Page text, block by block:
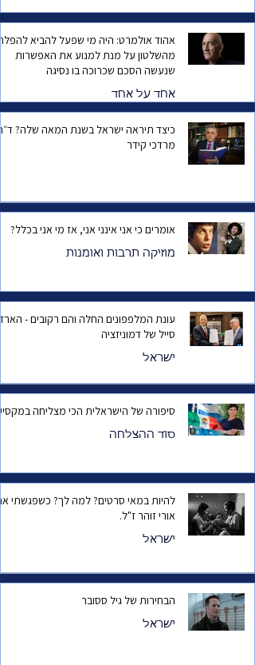
אהוד אולמרט: היה מי שפעל להביא
מהשלטון על מנת למנוע את האפשרות
שנעשה הסכם שכרוכה בו נסיגה
אחד על אחד
כיצד תיראה ישראל בשנת המאה
מרדכי קידר
אומרים כי אני אינני אני, אז מי אני בכלל?
מוזיקה תרבות ואומנות
עונת המלפפונים החלה והם רקובים -
סייל של דמוניזציה
ישראל
סיפורה של הישראלית הכי מצליחה
סוד ההצלחה
להיות במאי סרטים? למה לך? כשפגשתי
אורי זוהר ז"ל.
ישראל
הבחירות של גיל ססובר
ישראל